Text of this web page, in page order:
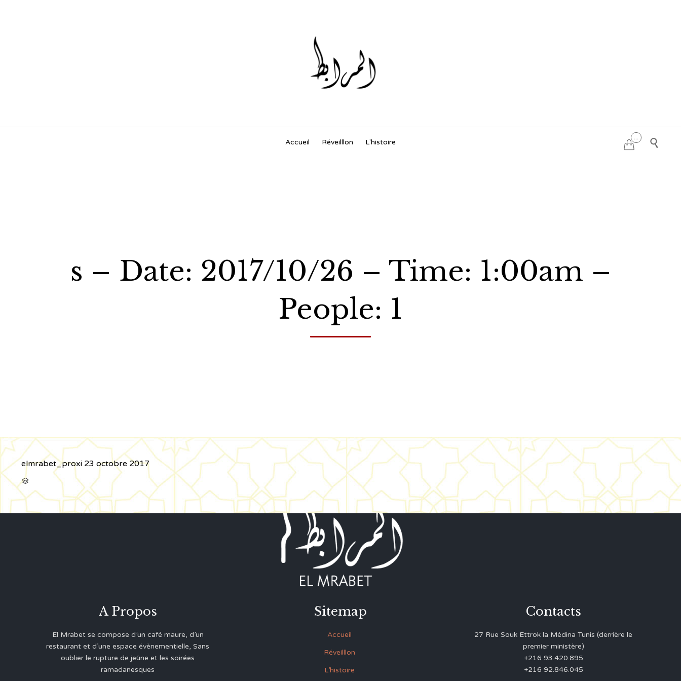
to
Accueil Réveilllon L'histoire 
...

s – Date: 2017/10/26 – Time: 1:00am –
People: 1
elmrabet_proxi 23 octobre 2017

A Propos
El Mrabet se compose d’un café maure, d’un
restaurant et d’une espace évènementielle, Sans
oublier le rupture de jeûne et les soirées
ramadanesques
Sitemap
Accueil
Réveilllon
L’histoire
Contacts
27 Rue Souk Ettrok la Médina Tunis (derrière le
premier ministère)
+216 93.420.895
+216 92.846.045